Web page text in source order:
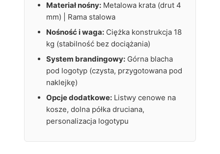
Materiał nośny: Metalowa krata (drut 4
mm) | Rama stalowa
Nośność i waga: Ciężka konstrukcja 18
kg (stabilność bez dociążania)
System brandingowy: Górna blacha
pod logotyp (czysta, przygotowana pod
naklejkę)
Opcje dodatkowe: Listwy cenowe na
kosze, dolna półka druciana,
personalizacja logotypu